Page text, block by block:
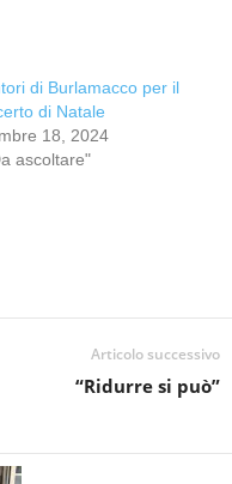
di Burlamacco per il
di Natale
18, 2024
ascoltare"
Articolo successivo
“Ridurre si può”